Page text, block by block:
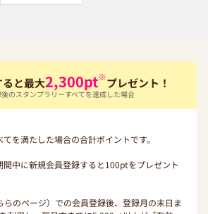
と最大2,300pt※プレゼント！
のスタンプラリーすべてを達成した場合
を満たした場合の合計ポイントです。
間中に新規会員登録すると100ptをプレゼント
らのページ）での会員登録後、登録月の末日ま